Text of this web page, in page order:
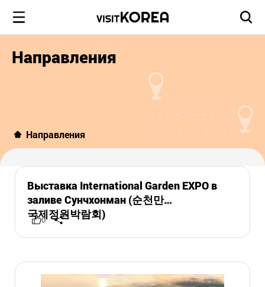
Направления
Направления
Выставка International Garden EXPO в
заливе Сунчхонман (순천만
국제정원박람회)
0